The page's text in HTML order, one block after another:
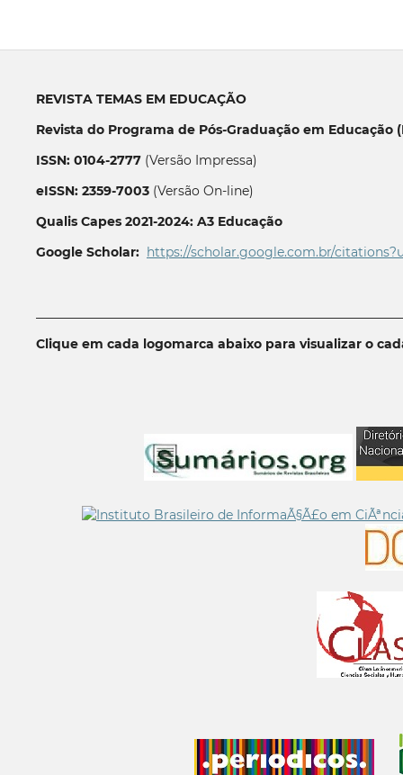
REVISTA TEMAS EM EDUCAÇÃO
Revista do Programa de Pós-Graduação em Educação
ISSN: 0104-2777(Versão Impressa)
eISSN: 2359-7003(Versão On-line)
Qualis Capes 2021-2024: A3 Educação
Google Scholar: https://scholar.google.com.br/
Clique em cada logomarca abaixo para visualizar o